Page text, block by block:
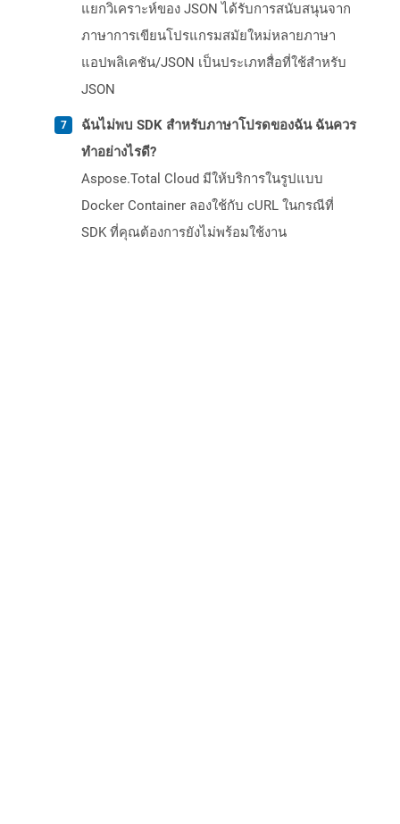
แยกวิเคราะห์ของ JSON ได้รับการสนับสนุนจาก
ภาษาการเขียนโปรแกรมสมัยใหม่หลายภาษา
แอปพลิเคชัน/JSON เป็นประเภทสื่อที่ใช้สำหรับ
JSON
ฉันไม่พบ SDK สำหรับภาษาโปรดของฉัน ฉันควร
ทำอย่างไรดี?
Aspose.Total Cloud มีให้บริการในรูปแบบ
Docker Container ลองใช้กับ cURL ในกรณีที่
SDK ที่คุณต้องการยังไม่พร้อมใช้งาน